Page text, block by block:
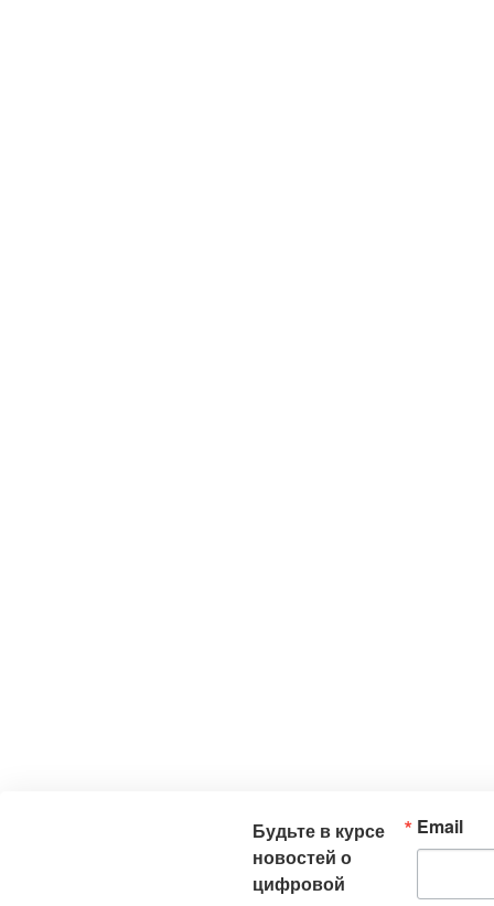
Будьте в курсе
новостей о
цифровой
Email